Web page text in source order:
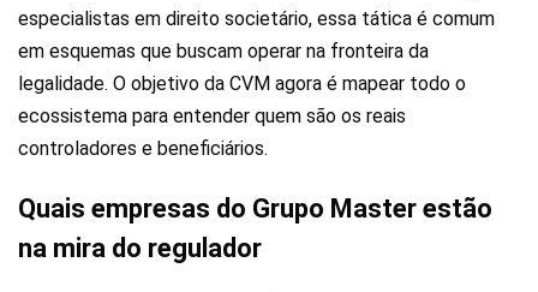
especialistas em direito societário, essa tática é comum
em esquemas que buscam operar na fronteira da
legalidade. O objetivo da CVM agora é mapear todo o
ecossistema para entender quem são os reais
controladores e beneficiários.
Quais empresas do Grupo Master estão
na mira do regulador